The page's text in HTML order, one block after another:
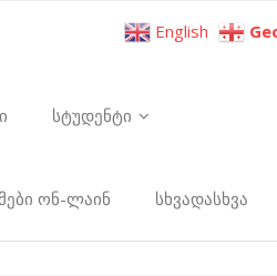
სტუდენტი
ონ-ლაინ სხვადასხვა
English